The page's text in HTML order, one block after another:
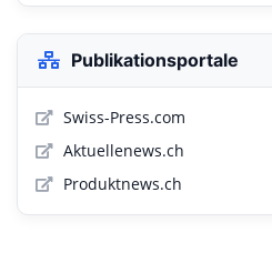
Publikationsportale
Swiss-Press.com
Aktuellenews.ch
Produktnews.ch